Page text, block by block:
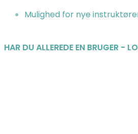
Mulighed for nye
HAR DU ALLEREDE EN BRUGER -